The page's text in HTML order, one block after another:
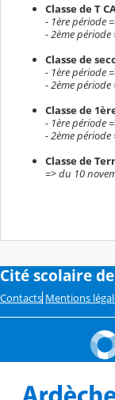
Classe de T
- 1ère période
- 2ème
Classe de
- 1ère période
- 2ème
Classe de
- 1ère période
- 2ème
Classe de
=> du 10
Cité scolaire
Contacts Mentions